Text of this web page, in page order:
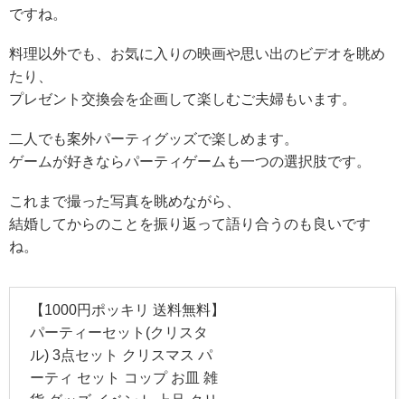
ですね。
料理以外でも、お気に入りの映画や思い出のビデオを眺め
たり、
プレゼント交換会を企画して楽しむご夫婦もいます。
二人でも案外パーティグッズで楽しめます。
ゲームが好きならパーティゲームも一つの選択肢です。
これまで撮った写真を眺めながら、
結婚してからのことを振り返って語り合うのも良いです
ね。
【1000円ポッキリ 送料無料】
パーティーセット(クリスタ
ル) 3点セット クリスマス パ
ーティ セット コップ お皿 雑